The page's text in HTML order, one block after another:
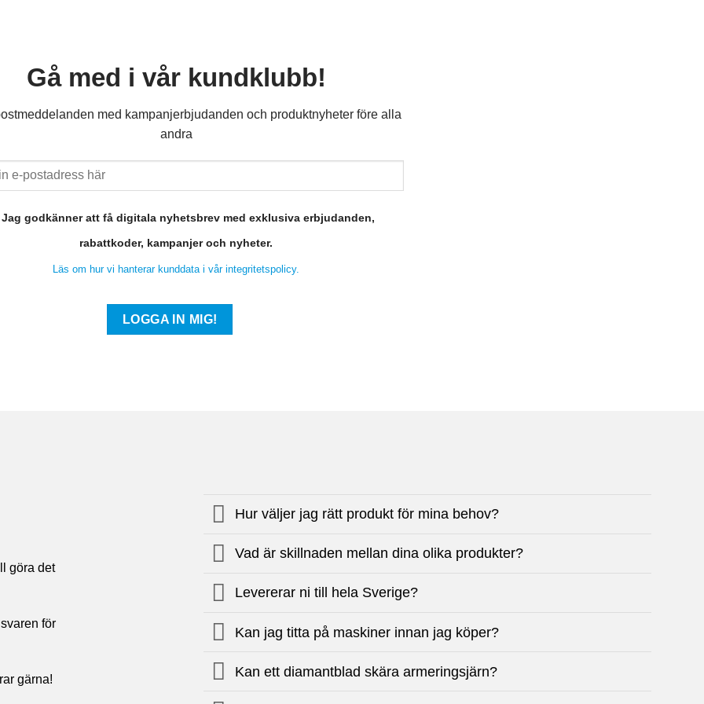
Gå med i vår kundklubb!
med kampanjerbjudanden och produktnyheter före alla
andra
Jag godkänner att få digitala nyhetsbrev med exklusiva erbjudanden,
rabattkoder, kampanjer och nyheter.
Läs om hur vi hanterar kunddata i vår integritetspolicy.
göra det
för
gärna!
Hur väljer jag rätt produkt för mina behov?
Vad är skillnaden mellan dina olika produkter?
Levererar ni till hela Sverige?
Kan jag titta på maskiner innan jag köper?
Kan ett diamantblad skära armeringsjärn?